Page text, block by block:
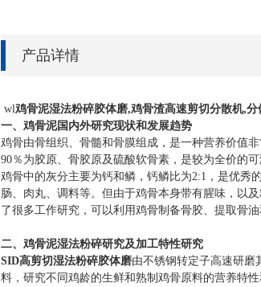
产品详情
wl鸡骨泥湿法粉碎胶体磨,鸡骨渣高速剪切分散机,分
一、鸡骨泥国内外研究现状和发展趋势
鸡骨由骨组织、骨髓和骨膜组成，是一种营养价值
90％为胶原、骨胶原及硫酸软骨素，是较为全价的
鸡骨中的灰分主要为钙和鳞，钙鳞比为2:1，是优秀
肠、肉丸、调料等。但由于鸡骨本身带有腥味，以
了很多工作研究，可以利用鸡骨制备骨胶、提取骨
二、鸡骨泥湿法粉碎研究及加工特性研究
SID高剪切湿法粉碎胶体磨由不锈钢转定子高速研磨
料，研究不同鸡龄的生鲜和熟制鸡骨原料的营养特